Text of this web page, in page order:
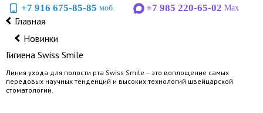
+7 916 675-85-85 моб. +7 985 220-65-02 Max
Главная
Новинки
Гигиена Swiss Smile
Линия ухода для полости рта Swiss Smile – это воплощение самых
передовых научных тенденций и высоких технологий швейцарской
стоматологии.